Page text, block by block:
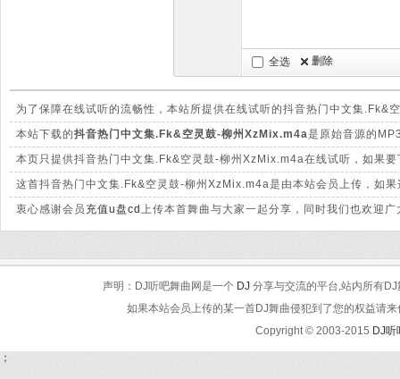
全选 删除
为了保障在线试听的流畅性，本站所提供在线试听的抖音热门中文集
别。
本站下载的抖音热门中文集.Fk&空灵鼓-柳州XzMix.m4a是原始音源的
本页只提供抖音热门中文集.Fk&空灵鼓-柳州XzMix.m4a在线试听，如果
这首抖音热门中文集.Fk&空灵鼓-柳州XzMix.m4a是由本站会员上传，如
衷心感谢会员 充值u盘cd 上传本首舞曲与大家一起分享，同时我们也欢迎
声明：DJ听吧舞曲网是一个 DJ 分享与交流的平台,站内所有
如果本站会员上传的某一首DJ舞曲侵犯到了您的权益请
Copyright © 2003-2015 DJ
；